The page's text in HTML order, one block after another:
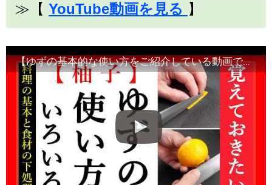
≫【 YouTube動画を見る 】
【ゆずの基本的な使い方をご紹介している動画です】食材の切り方、使い方など！Japanese food・decorative cut